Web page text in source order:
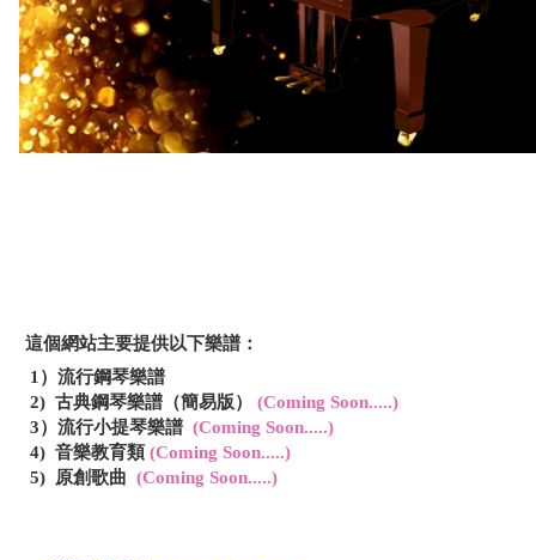
這個網站主要提供以下樂譜：
1）流行鋼琴樂譜
2) 古典鋼琴樂譜（簡易版）
(Coming Soon.....)
3）流行小提琴樂譜 (Coming Soon.....)
4) 音樂教育類(Coming Soon.....)
5) 原創歌曲 (Coming Soon.....)